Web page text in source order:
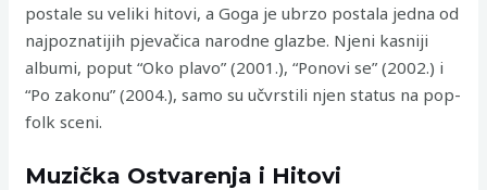
postale su veliki hitovi, a Goga je ubrzo postala jedna od
najpoznatijih pjevačica narodne glazbe. Njeni kasniji
albumi, poput “Oko plavo” (2001.), “Ponovi se” (2002.) i
“Po zakonu” (2004.), samo su učvrstili njen status na pop-
folk sceni.
Muzička Ostvarenja i Hitovi